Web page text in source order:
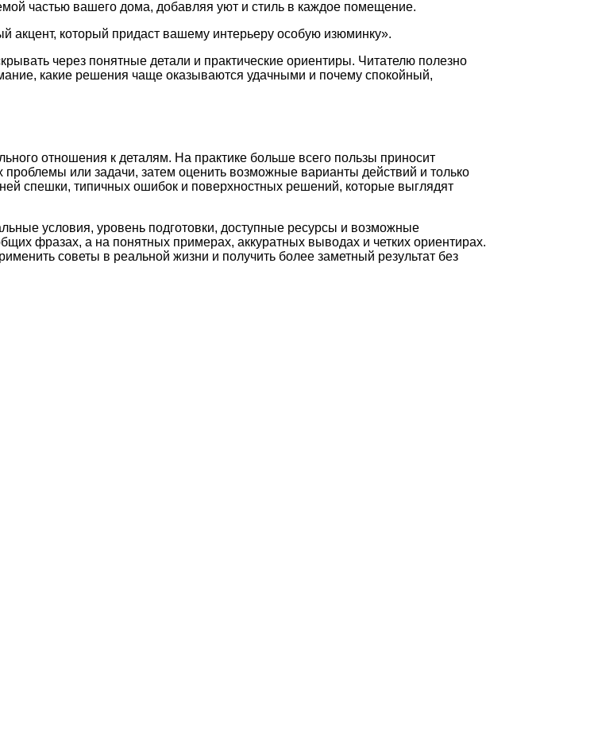
частью вашего дома, добавляя уют и стиль в каждое помещение.
акцент, который придаст вашему интерьеру особую изюминку».
через понятные детали и практические ориентиры. Читателю полезно
какие решения чаще оказываются удачными и почему спокойный,
отношения к деталям. На практике больше всего пользы приносит
или задачи, затем оценить возможные варианты действий и только
спешки, типичных ошибок и поверхностных решений, которые выглядят
условия, уровень подготовки, доступные ресурсы и возможные
фразах, а на понятных примерах, аккуратных выводах и четких ориентирах.
советы в реальной жизни и получить более заметный результат без